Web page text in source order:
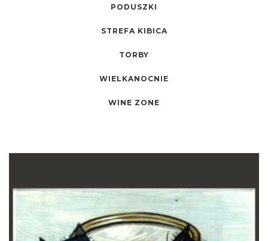
PODUSZKI
STREFA KIBICA
TORBY
WIELKANOCNIE
WINE ZONE